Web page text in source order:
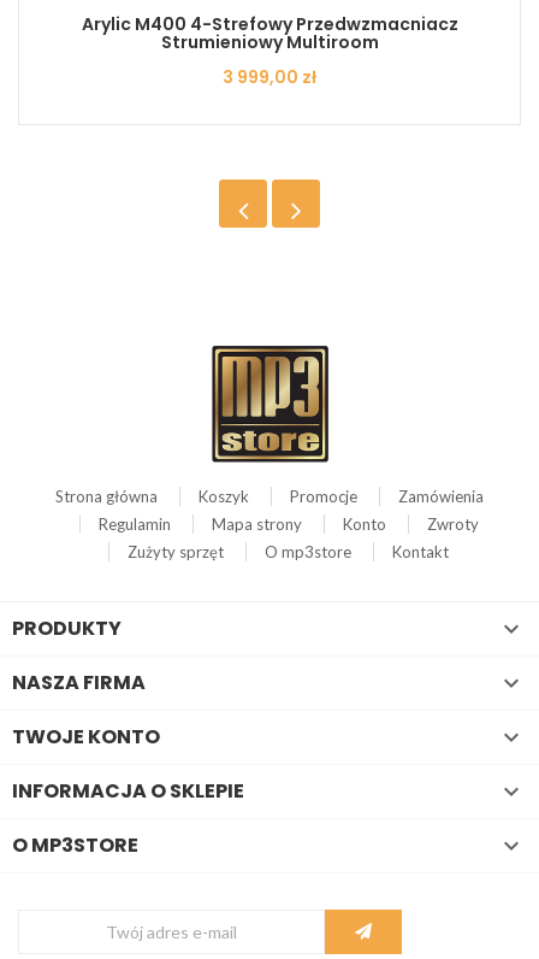
Arylic M400 4-Strefowy Przedwzmacniacz
Strumieniowy Multiroom
Cena
3 999,00 zł
Strona główna Koszyk Promocje
Zamówienia
Regulamin
Mapa strony Konto
Zwroty
Zużyty sprzęt
O mp3store Kontakt
PRODUKTY 
NASZA FIRMA 
TWOJE KONTO 
INFORMACJA O SKLEPIE 
O MP3STORE 